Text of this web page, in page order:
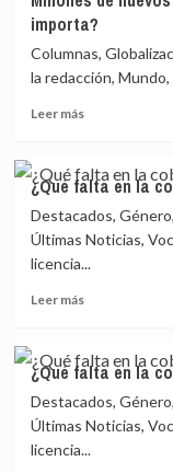
importa?
de
nuevos
pobres
están
camino.
le
importa?
importa?
Columnas,
la redacción,
Leer másLeer
Millones
de
nuevos
pobres
camino.
le
importa?
¿Qué falta en la
Destacados,
Últimas Noticias,
licencia...
Leer másLeer
¿Qué
falta
en
la
¿Qué falta en la
Destacados,
Últimas Noticias,
licencia...